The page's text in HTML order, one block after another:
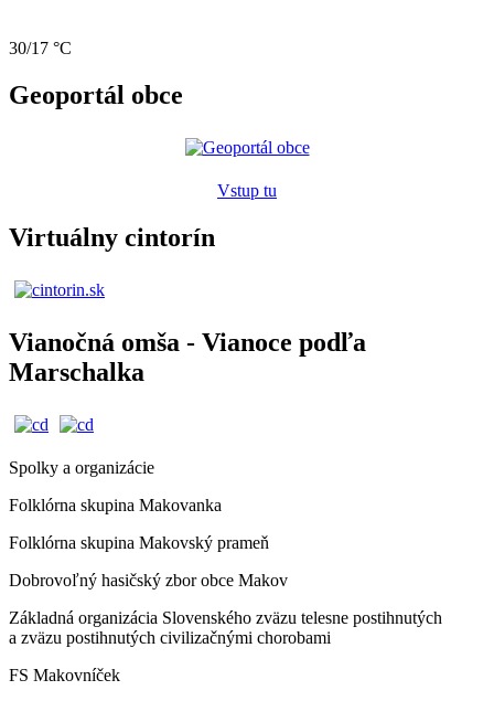
30/17 °C
Geoportál obce
Vstup tu
Virtuálny cintorín
Vianočná omša - Vianoce podľa
Marschalka
Spolky a organizácie
Folklórna skupina Makovanka
Folklórna skupina Makovský prameň
Dobrovoľný hasičský zbor obce Makov
Základná organizácia Slovenského zväzu telesne postihnutých
a zväzu postihnutých civilizačnými chorobami
FS Makovníček